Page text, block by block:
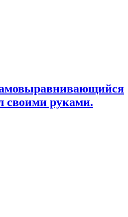
своими руками.